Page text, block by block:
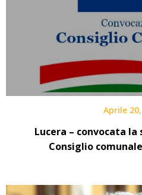
Aprile
Lucera – convocata
Consiglio